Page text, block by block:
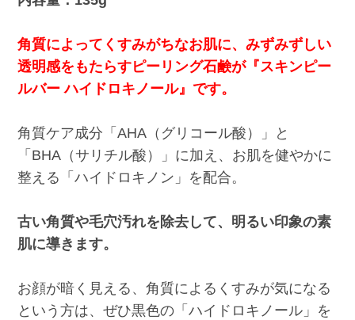
角質によってくすみがちなお肌に、みずみずしい
透明感をもたらすピーリング石鹸が『スキンピー
ルバー ハイドロキノール』です。
角質ケア成分「AHA（グリコール酸）」と
「BHA（サリチル酸）」に加え、お肌を健やかに
整える「ハイドロキノン」を配合。
古い角質や毛穴汚れを除去して、明るい印象の素
肌に導きます。
お顔が暗く見える、角質によるくすみが気になる
という方は、ぜひ黒色の「ハイドロキノール」を